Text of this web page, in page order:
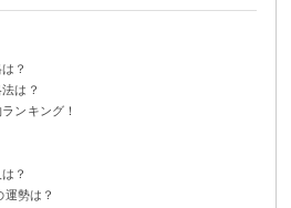
？
徴
徴は？
ンキング！
守熊
？
運勢は？